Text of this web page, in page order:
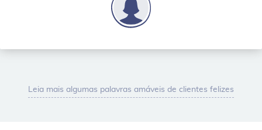
Leia mais algumas palavras amáveis de clientes felizes